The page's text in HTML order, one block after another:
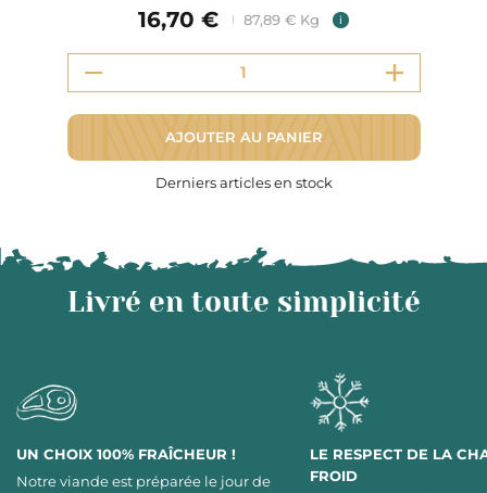
16,70 € 87,89 € Kg i
AJOUTER AU PANIER
Derniers articles en stock
Livré en toute simplicité
UN CHOIX 100% FRAÎCHEUR !
Notre viande est préparée le jour de
LE RESPECT DE LA
FROID